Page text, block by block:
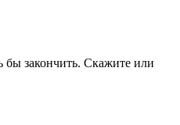
бы закончить. Скажите или